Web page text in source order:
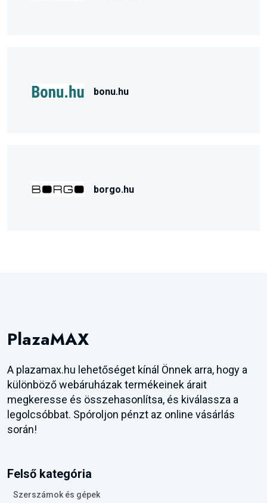
bonu.hu
borgo.hu
PlazaMAX
A plazamax.hu lehetőséget kínál Önnek arra, hogy a
különböző webáruházak termékeinek árait
megkeresse és összehasonlítsa, és kiválassza a
legolcsóbbat. Spóroljon pénzt az online vásárlás
során!
Felső kategória
Szerszámok és gépek